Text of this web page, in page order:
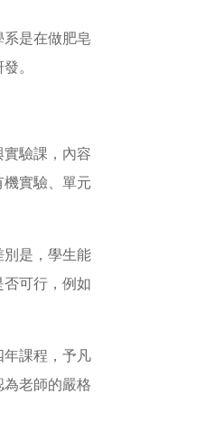
系是在做肥皂
。
驗課，內容
實驗、單元
別是，學生能
可行，例如
年課程，予凡
老師的嚴格